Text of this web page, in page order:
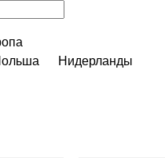
Нидерланды